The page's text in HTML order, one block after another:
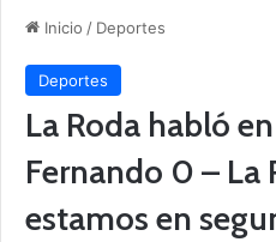
Inicio / Deportes
Deportes
La Roda habló
Fernando 0 – La
estamos en